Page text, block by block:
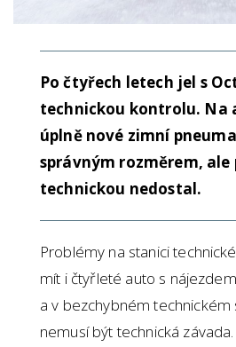
Po čtyřech letech jel s
technickou kontrolu. Na
úplně nové zimní
správným rozměrem,
technickou nedostal.
Problémy na stanici
mít i čtyřleté auto s
a v bezchybném technickém
nemusí být technická